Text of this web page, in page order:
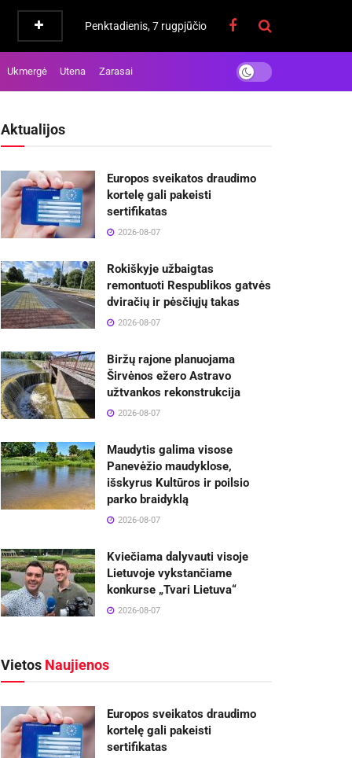
Penktadienis, 7 rugpjūčio
Ukmergė Utena Zarasai
Aktualijos
Europos sveikatos draudimo
kortelę gali pakeisti
sertifikatas
2026-08-07
Rokiškyje užbaigtas
remontuoti Respublikos gatvės
dviračių ir pėsčiųjų takas
2026-08-07
Biržų rajone planuojama
Širvėnos ežero Astravo
užtvankos rekonstrukcija
2026-08-07
Maudytis galima visose
Panevėžio maudyklose,
išskyrus Kultūros ir poilsio
parko braidyklą
2026-08-07
Kviečiama dalyvauti visoje
Lietuvoje vykstančiame
konkurse „Tvari Lietuva“
2026-08-07
Vietos Naujienos
Europos sveikatos draudimo
kortelę gali pakeisti
sertifikatas